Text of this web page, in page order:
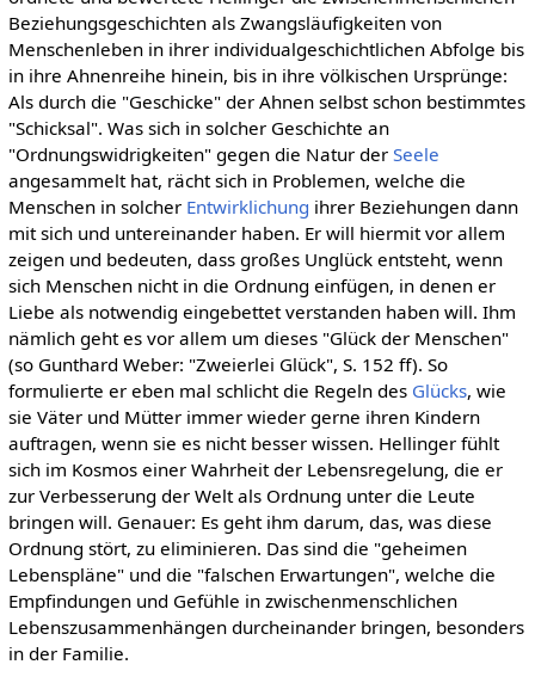
Beziehungsgeschichten als Zwangsläufigkeiten von
Menschenleben in ihrer individualgeschichtlichen Abfolge bis
in ihre Ahnenreihe hinein, bis in ihre völkischen Ursprünge:
Als durch die "Geschicke" der Ahnen selbst schon bestimmtes
"Schicksal". Was sich in solcher Geschichte an
"Ordnungswidrigkeiten" gegen die Natur der Seele
angesammelt hat, rächt sich in Problemen, welche die
Menschen in solcher Entwirklichung ihrer Beziehungen dann
mit sich und untereinander haben. Er will hiermit vor allem
zeigen und bedeuten, dass großes Unglück entsteht, wenn
sich Menschen nicht in die Ordnung einfügen, in denen er
Liebe als notwendig eingebettet verstanden haben will. Ihm
nämlich geht es vor allem um dieses "Glück der Menschen"
(so Gunthard Weber: "Zweierlei Glück", S. 152 ff). So
formulierte er eben mal schlicht die Regeln des Glücks, wie
sie Väter und Mütter immer wieder gerne ihren Kindern
auftragen, wenn sie es nicht besser wissen. Hellinger fühlt
sich im Kosmos einer Wahrheit der Lebensregelung, die er
zur Verbesserung der Welt als Ordnung unter die Leute
bringen will. Genauer: Es geht ihm darum, das, was diese
Ordnung stört, zu eliminieren. Das sind die "geheimen
Lebenspläne" und die "falschen Erwartungen", welche die
Empfindungen und Gefühle in zwischenmenschlichen
Lebenszusammenhängen durcheinander bringen, besonders
in der Familie.